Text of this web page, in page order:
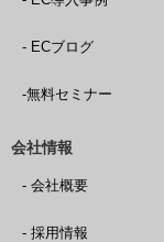
- ECブログ
-無料セミナー
会社情報
- 会社概要
- 採用情報